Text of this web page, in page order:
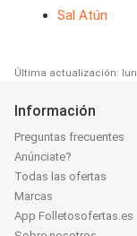
Sal Atún
Última actualización:
Información
Preguntas frecuentes
Anúnciate?
Todas las ofertas
Marcas
App Folletosofertas.es